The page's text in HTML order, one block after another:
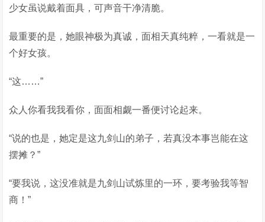
少女虽说戴着面具，可声音干净清脆。
最重要的是，她眼神极为真诚，面相天真纯粹，一看就是一
个好女孩。
“这……”
众人你看我我看你，面面相觑一番便讨论起来。
“说的也是，她定是这九剑山的弟子，若真没本事岂能在这
摆摊？”
“要我说，这没准就是九剑山试炼里的一环，要考验我等智
商！”